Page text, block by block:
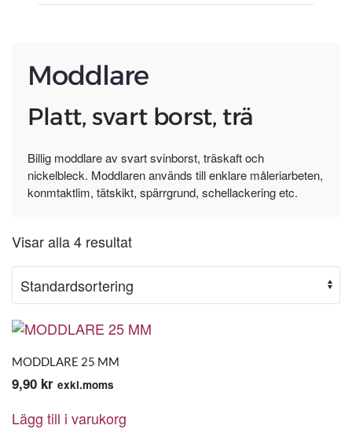
Moddlare
Platt, svart borst, trä
Billig moddlare av svart svinborst, träskaft och
nickelbleck. Moddlaren används till enklare måleriarbeten,
konmtaktlim, tätskikt, spärrgrund, schellackering etc.
Visar alla 4 resultat
MODDLARE 25 MM
9,90 kr exkl.moms
Lägg till i varukorg